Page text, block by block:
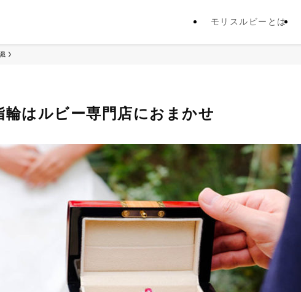
モリスルビーとは
輪はルビー専門店におまかせ